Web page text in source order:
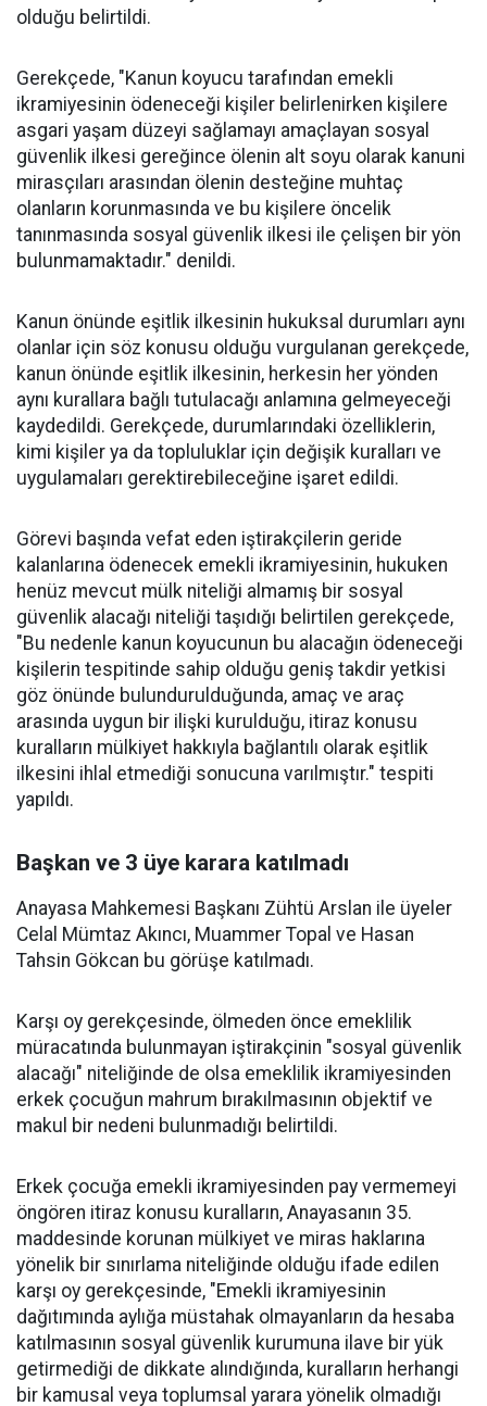
olduğu belirtildi.
Gerekçede, "Kanun koyucu tarafından emekli
ikramiyesinin ödeneceği kişiler belirlenirken kişilere
asgari yaşam düzeyi sağlamayı amaçlayan sosyal
güvenlik ilkesi gereğince ölenin alt soyu olarak kanuni
mirasçıları arasından ölenin desteğine muhtaç
olanların korunmasında ve bu kişilere öncelik
tanınmasında sosyal güvenlik ilkesi ile çelişen bir yön
bulunmamaktadır." denildi.
Kanun önünde eşitlik ilkesinin hukuksal durumları aynı
olanlar için söz konusu olduğu vurgulanan gerekçede,
kanun önünde eşitlik ilkesinin, herkesin her yönden
aynı kurallara bağlı tutulacağı anlamına gelmeyeceği
kaydedildi. Gerekçede, durumlarındaki özelliklerin,
kimi kişiler ya da topluluklar için değişik kuralları ve
uygulamaları gerektirebileceğine işaret edildi.
Görevi başında vefat eden iştirakçilerin geride
kalanlarına ödenecek emekli ikramiyesinin, hukuken
henüz mevcut mülk niteliği almamış bir sosyal
güvenlik alacağı niteliği taşıdığı belirtilen gerekçede,
"Bu nedenle kanun koyucunun bu alacağın ödeneceği
kişilerin tespitinde sahip olduğu geniş takdir yetkisi
göz önünde bulundurulduğunda, amaç ve araç
arasında uygun bir ilişki kurulduğu, itiraz konusu
kuralların mülkiyet hakkıyla bağlantılı olarak eşitlik
ilkesini ihlal etmediği sonucuna varılmıştır." tespiti
yapıldı.
Başkan ve 3 üye karara katılmadı
Anayasa Mahkemesi Başkanı Zühtü Arslan ile üyeler
Celal Mümtaz Akıncı, Muammer Topal ve Hasan
Tahsin Gökcan bu görüşe katılmadı.
Karşı oy gerekçesinde, ölmeden önce emeklilik
müracatında bulunmayan iştirakçinin "sosyal güvenlik
alacağı" niteliğinde de olsa emeklilik ikramiyesinden
erkek çocuğun mahrum bırakılmasının objektif ve
makul bir nedeni bulunmadığı belirtildi.
Erkek çocuğa emekli ikramiyesinden pay vermemeyi
öngören itiraz konusu kuralların, Anayasanın 35.
maddesinde korunan mülkiyet ve miras haklarına
yönelik bir sınırlama niteliğinde olduğu ifade edilen
karşı oy gerekçesinde, "Emekli ikramiyesinin
dağıtımında aylığa müstahak olmayanların da hesaba
katılmasının sosyal güvenlik kurumuna ilave bir yük
getirmediği de dikkate alındığında, kuralların herhangi
bir kamusal veya toplumsal yarara yönelik olmadığı